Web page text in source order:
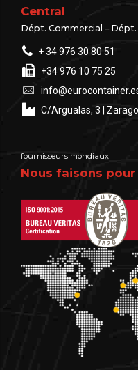
Central
Dépt. Commercial –
+ 34 976 30 80 51
+34 976 10 75 25
C/Argualas, 3 |
fournisseurs mondiaux
Nous faisons